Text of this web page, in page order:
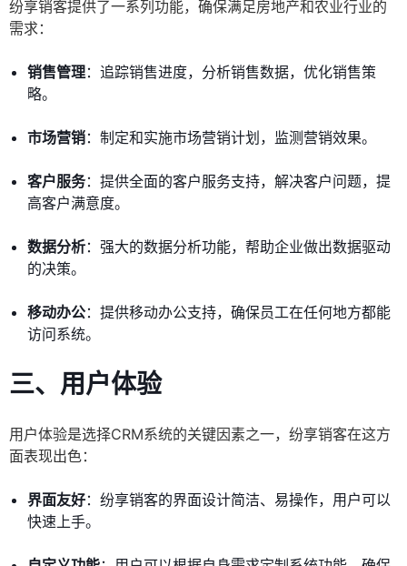
纷享销客提供了一系列功能，确保满足房地产和农业行业的
需求：
销售管理：追踪销售进度，分析销售数据，优化销售策
略。
市场营销：制定和实施市场营销计划，监测营销效果。
客户服务：提供全面的客户服务支持，解决客户问题，提
高客户满意度。
数据分析：强大的数据分析功能，帮助企业做出数据驱动
的决策。
移动办公：提供移动办公支持，确保员工在任何地方都能
访问系统。
三、用户体验
用户体验是选择CRM系统的关键因素之一，纷享销客在这方
面表现出色：
界面友好：纷享销客的界面设计简洁、易操作，用户可以
快速上手。